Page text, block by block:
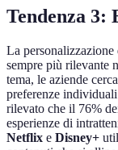
Tendenza 3:
La
sempre più rilevante
tema, le aziende
preferenze
rilevato che il 76%
esperienze di
Netflix e Disney+